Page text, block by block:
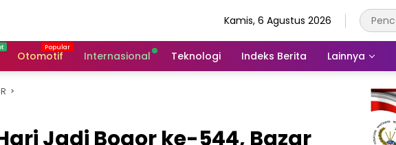
Kamis, 6 Agustus 2026
Otomotif Internasional Teknologi Indeks Berita Lainnya
Jadi Bogor ke-544, Bazar